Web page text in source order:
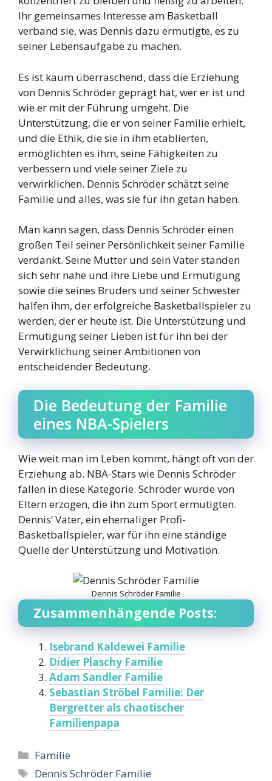
Ihr gemeinsames Interesse am Basketball
verband sie, was Dennis dazu ermutigte, es zu
seiner Lebensaufgabe zu machen.
Es ist kaum überraschend, dass die Erziehung
von Dennis Schröder geprägt hat, wer er ist und
wie er mit der Führung umgeht. Die
Unterstützung, die er von seiner Familie erhielt,
und die Ethik, die sie in ihm etablierten,
ermöglichten es ihm, seine Fähigkeiten zu
verbessern und viele seiner Ziele zu
verwirklichen. Dennis Schröder schätzt seine
Familie und alles, was sie für ihn getan haben.
Man kann sagen, dass Dennis Schröder einen
großen Teil seiner Persönlichkeit seiner Familie
verdankt. Seine Mutter und sein Vater standen
sich sehr nahe und ihre Liebe und Ermutigung
sowie die seines Bruders und seiner Schwester
halfen ihm, der erfolgreiche Basketballspieler zu
werden, der er heute ist. Die Unterstützung und
Ermutigung seiner Lieben ist für ihn bei der
Verwirklichung seiner Ambitionen von
entscheidender Bedeutung.
Die Bedeutung der Familie
eines NBA-Spielers
Wie weit man im Leben kommt, hängt oft von der
Erziehung ab. NBA-Stars wie Dennis Schröder
fallen in diese Kategorie. Schröder wurde von
Eltern erzogen, die ihn zum Sport ermutigten.
Dennis‘ Vater, ein ehemaliger Profi-
Basketballspieler, war für ihn eine ständige
Quelle der Unterstützung und Motivation.
Dennis Schröder Familie
Zusammenhängende Posts:
Isebrand Kaldewei Familie
Didier Plaschy Familie
Adam Sandler Familie
Sebastian Ströbel Familie: Der
Bergretter als chaotischer
Familienpapa
Categories
Familie
Tags
Dennis Schröder Familie